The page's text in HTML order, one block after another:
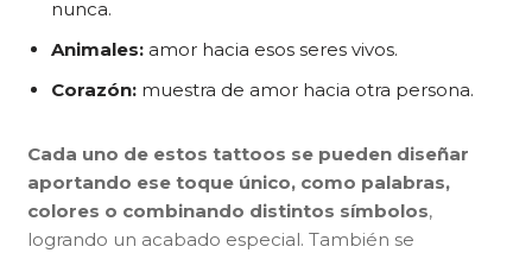
nunca.
Animales: amor hacia esos seres vivos.
Corazón: muestra de amor hacia otra persona.
Cada uno de estos tattoos se pueden diseñar
aportando ese toque único, como palabras,
colores o combinando distintos símbolos,
logrando un acabado especial. También se